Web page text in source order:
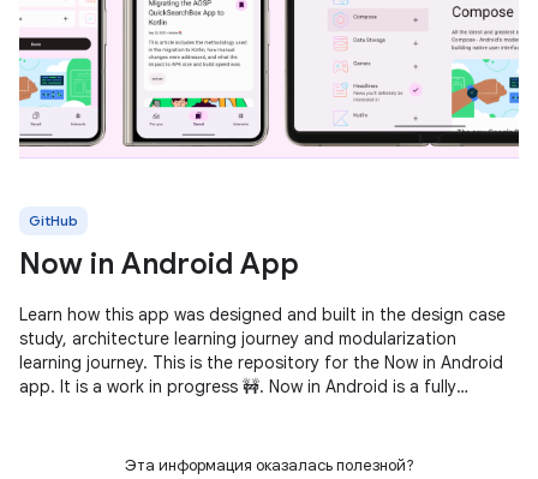
GitHub
Now in Android App
Learn how this app was designed and built in the design case
study, architecture learning journey and modularization
learning journey. This is the repository for the Now in Android
app. It is a work in progress 🚧. Now in Android is a fully
Эта информация оказалась полезной?